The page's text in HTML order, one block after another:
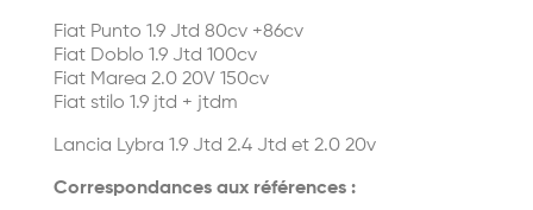
Fiat Punto 1.9 Jtd 80cv +86cv
Fiat Doblo 1.9 Jtd 100cv
Fiat Marea 2.0 20V 150cv
Fiat stilo 1.9 jtd + jtdm
Lancia Lybra 1.9 Jtd 2.4 Jtd et 2.0 20v
Correspondances aux références :